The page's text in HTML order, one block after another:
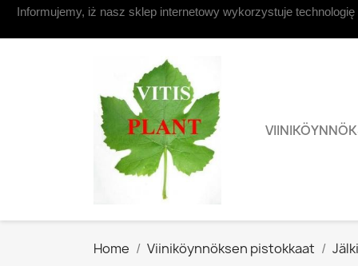
Contact us
Home Viiniköynnöksen pistokkaat
Informujemy, iż nasz sklep internetowy wykorzystuje